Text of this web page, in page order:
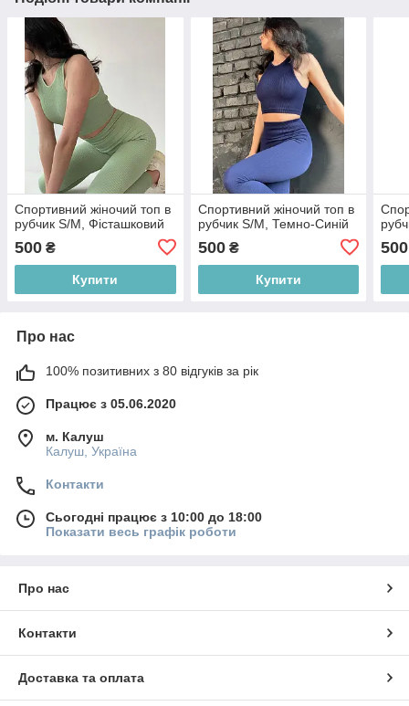
Спортивний жіночий топ в
рубчик S/M, Фісташковий
500 ₴
Купити
Спортивний жіночий топ в
рубчик S/M, Темно-Синій
500₴
Купити
500
Про нас
100% позитивних з 80 відгуків за рік
Працює з 05.06.2020
м. Калуш
Калуш, Україна
Контакти
Сьогодні працює з 10:00 до 18:00
Показати весь графік роботи
Про нас
Контакти
Доставка та оплата